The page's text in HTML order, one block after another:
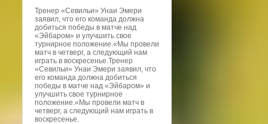
Тренер «Севильи» Унаи Эмери
заявил, что его команда должна
добиться победы в матче над
«Эйбаром» и улучшить свое
турнирное положение.«Мы провели
матч в четверг, а следующий нам
играть в воскресенье.Тренер
«Севильи» Унаи Эмери заявил, что
его команда должна добиться
победы в матче над «Эйбаром» и
улучшить свое турнирное
положение.«Мы провели матч в
четверг, а следующий нам играть в
воскресенье.